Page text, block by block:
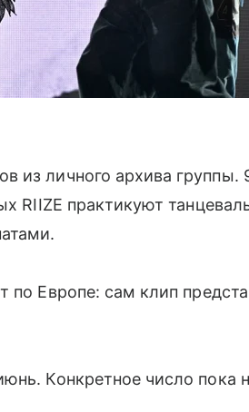
из личного архива группы.
RIIZE практикуют
по Европе: сам клип
Конкретное число пока